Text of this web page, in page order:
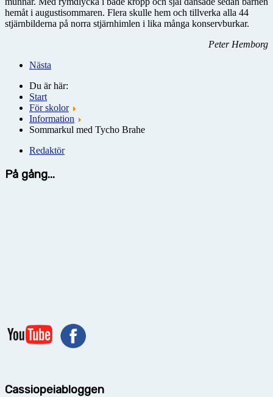
hemåt i augustisommaren. Flera skulle hem och tillverka alla 44
stjärnbilderna på norra stjärnhimlen i lika många konservburkar.
Peter Hemborg
Nästa
Du är här:
Start
För skolor
Information
Sommarkul med Tycho Brahe
Redaktör
På gång...
Cassiopeiabloggen